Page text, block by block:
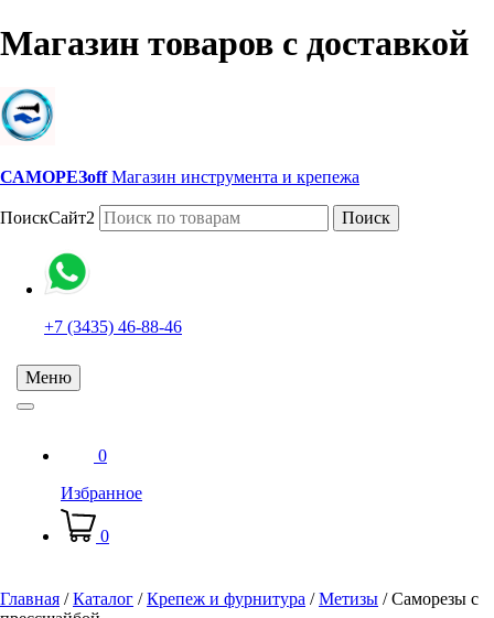
Магазин товаров с доставкой
САМОРЕЗoff Магазин инструмента и крепежа
ПоискСайт2 Поиск
+7 (3435) 46-88-46
Меню
0
Избранное
0
Главная /Каталог /Крепеж и фурнитура /Метизы /Саморезы с